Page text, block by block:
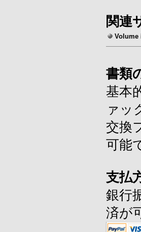
関連
Volume
書類
基本
ァッ
交換
可能
支払
銀行
済が